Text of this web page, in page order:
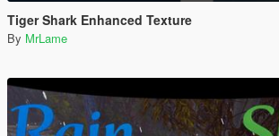
Tiger Shark Enhanced Texture
By MrLame